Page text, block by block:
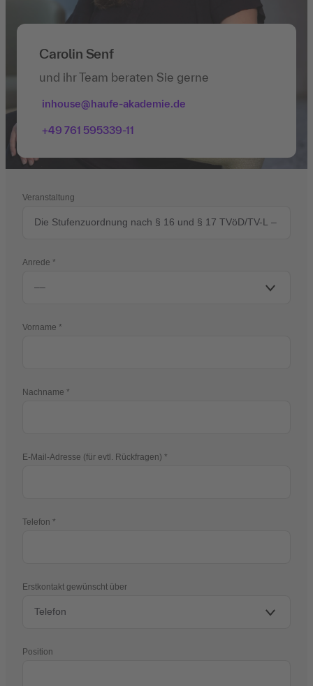
Carolin Senf
und ihr Team beraten Sie gerne
inhouse@haufe-akademie.de
+49 761 595339-11
Veranstaltung
Anrede
Vorname
Nachname
E-Mail-Adresse (für evtl. Rückfragen)
Telefon
Erstkontakt gewünscht über
Position